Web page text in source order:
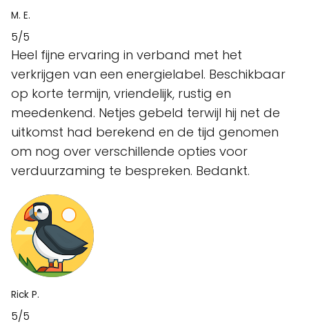
M. E.
5/5
Heel fijne ervaring in verband met het
verkrijgen van een energielabel. Beschikbaar
op korte termijn, vriendelijk, rustig en
meedenkend. Netjes gebeld terwijl hij net de
uitkomst had berekend en de tijd genomen
om nog over verschillende opties voor
verduurzaming te bespreken. Bedankt.
Rick P.
5/5